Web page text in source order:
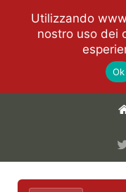
Utilizzando
nostro uso dei
Ok